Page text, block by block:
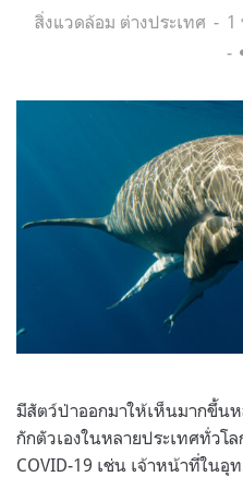
Categories:
สิ่งแวดล้อม ต่างประเทศ 1
มีสัตว์ป่าออกมาให้เห็นมากขึ้น
กักตัวเองในหลายประเทศทั่วโ
COVID-19 เช่น เจ้าหน้าที่ในอุ